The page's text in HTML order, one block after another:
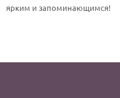
ярким и запоминающимся!